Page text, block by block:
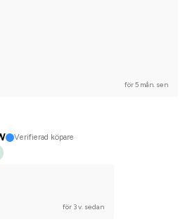
för 5 mån. sen
Verifierad köpare
för 3 v. sedan